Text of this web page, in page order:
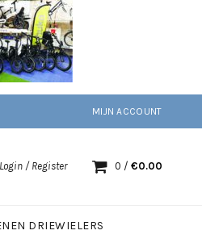
MIJN ACCOUNT
Login / Register 0 / €0.00
DRIEWIELERS